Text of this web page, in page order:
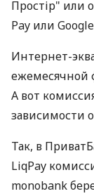
Простір" или
Pay или
Интернет-
ежемесячной
А вот
зависимости
Так, в
LiqPay
monobank